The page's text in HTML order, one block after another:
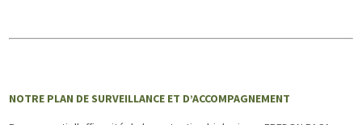
NOTRE PLAN DE SURVEILLANCE ET D’ACCOMPAGNEMENT